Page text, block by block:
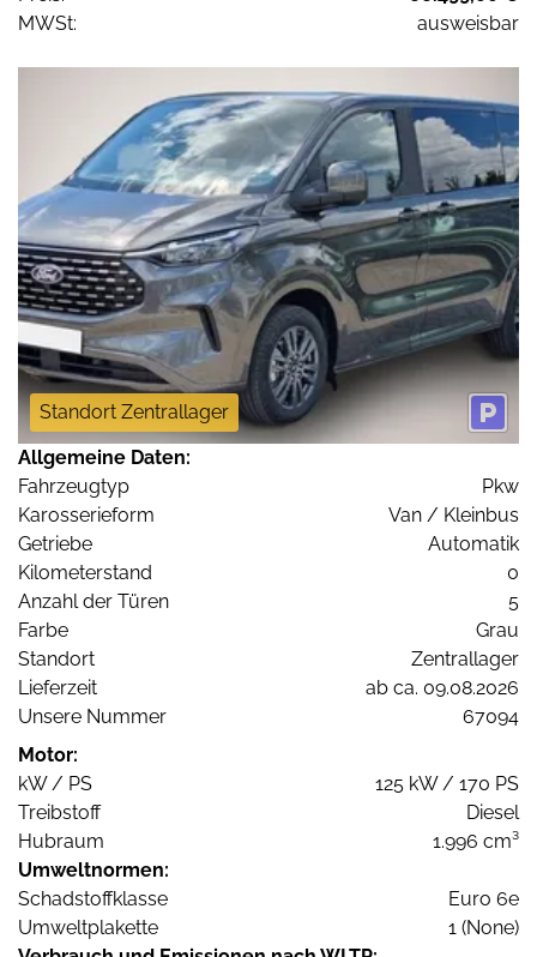
MWSt:
ausweisbar
Standort Zentrallager
Allgemeine Daten:
Fahrzeugtyp
Pkw
Karosserieform
Van / Kleinbus
Getriebe
Automatik
Kilometerstand
0
Anzahl der Türen
5
Farbe
Grau
Standort
Zentrallager
Lieferzeit
ab ca. 09.08.2026
Unsere Nummer
67094
Motor:
kW / PS
125 kW / 170 PS
Treibstoff
Diesel
Hubraum
1.996 cm³
Umweltnormen:
Schadstoffklasse
Euro 6e
Umweltplakette
1 (None)